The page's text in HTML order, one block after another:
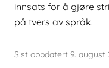
innsats for å gjøre
på tvers av språk.
Sist oppdatert 9. august